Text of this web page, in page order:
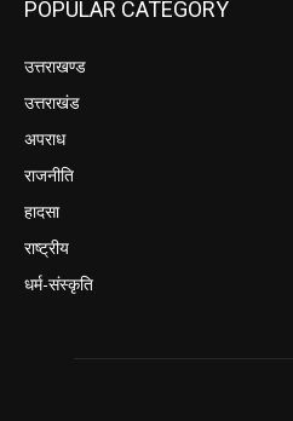
POPULAR CATEGORY
उत्तराखण्ड
उत्तराखंड
अपराध
राजनीति
हादसा
राष्ट्रीय
धर्म-संस्कृति